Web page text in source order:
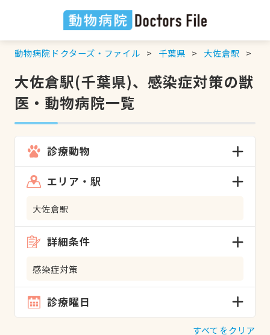
動物病院ドクターズ・ファイル 千葉県 大佐倉駅
大佐倉駅(千葉県)、感染症対策の獣
医・動物病院一覧
診療動物
エリア・駅
大佐倉駅
詳細条件
感染症対策
診療曜日
すべてをクリア